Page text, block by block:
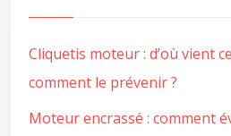
Cliquetis moteur : d’où vient
comment le prévenir ?
Moteur encrassé : comment